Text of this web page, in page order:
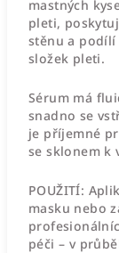
mastných
pleti,
stěnu a podílí
složek pleti.
Sérum má
snadno se
je příjemné
se sklonem k
POUŽITÍ:
masku nebo
péči – v